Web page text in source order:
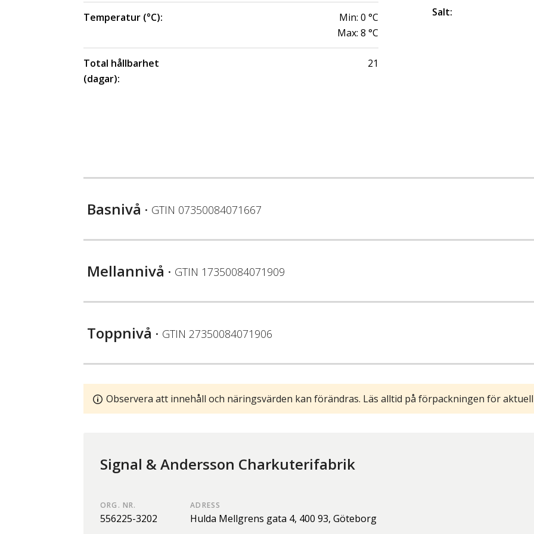
Temperatur (°C): Min: 0 °C
Max: 8 °C
Total hållbarhet
(dagar):
21
Salt:
Basnivå • GTIN 07350084071667
Mellannivå • GTIN 17350084071909
Toppnivå • GTIN 27350084071906
Observera att innehåll och näringsvärden kan förändras. Läs alltid på förpackningen för
Signal & Andersson Charkuterifabrik
ORG. NR.
556225-3202
ADRESS
Hulda Mellgrens gata 4, 400 93,Göteborg